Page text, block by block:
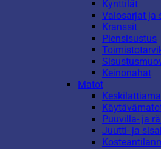
Kynttilät
Valosarjat ja
Kranssit
Piensisustus
Keinonahat
Matot
Puuvilla- ja
Juutti- ja